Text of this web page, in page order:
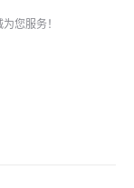
您服务！